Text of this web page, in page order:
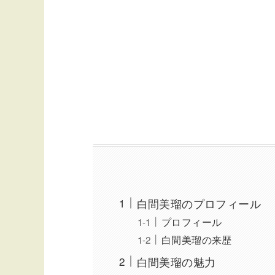
白間美瑠のプロフィール
プロフィール
白間美瑠の来歴
白間美瑠の魅力